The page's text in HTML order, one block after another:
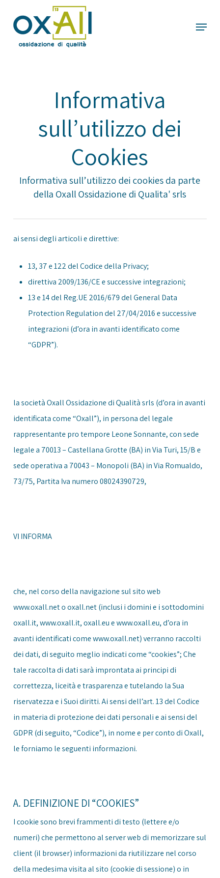
Menu
Informativa
sull’utilizzo dei
Cookies
Informativa sull’utilizzo dei cookies da parte
della Oxall Ossidazione di Qualita' srls
ai sensi degli articoli e direttive:
13, 37 e 122 del Codice della Privacy;
direttiva 2009/136/CE e successive integrazioni;
13 e 14 del Reg.UE 2016/679 del General Data
Protection Regulation del 27/04/2016 e successive
integrazioni (d’ora in avanti identificato come
“GDPR”).
la società Oxall Ossidazione di Qualità srls (d’ora in avanti
identificata come “Oxall”), in persona del legale
rappresentante pro tempore Leone Sonnante, con sede
legale a 70013 – Castellana Grotte (BA) in Via Turi, 15/B e
sede operativa a 70043 – Monopoli (BA) in Via Romualdo,
73/75, Partita Iva numero 08024390729,
VI INFORMA
che, nel corso della navigazione sul sito web
www.oxall.netooxall.net(inclusi i domini e i sottodomini
oxall.it,www.oxall.it, oxall.eu ewww.oxall.eu, d’ora in
avanti identificati come www.oxall.net) verranno raccolti
dei dati, di seguito meglio indicati come “cookies”; Che
tale raccolta di dati sarà improntata ai principi di
correttezza, liceità e trasparenza e tutelando la Sua
riservatezza e i Suoi diritti. Ai sensi dell’art. 13 del Codice
in materia di protezione dei dati personali e ai sensi del
GDPR (di seguito, “Codice”), in nome e per conto di Oxall,
le forniamo le seguenti informazioni.
A. DEFINIZIONE DI “COOKIES”
I cookie sono brevi frammenti di testo (lettere e/o
numeri) che permettono al server web di memorizzare sul
client (il browser) informazioni da riutilizzare nel corso
della medesima visita al sito (cookie di sessione) o in